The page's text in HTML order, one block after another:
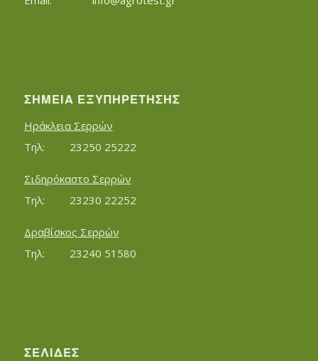
ΣΗΜΕΊΑ ΕΞΥΠΗΡΈΤΗΣΗΣ
Ηράκλεια Σερρών
Τηλ:		23250 25222
Σιδηρόκαστο Σερρών
Τηλ:		23230 22252
Δραβίσκος Σερρών
Τηλ:		23240 51580
ΣΕΛΊΔΕΣ